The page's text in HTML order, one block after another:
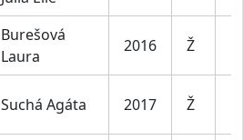
Burešová
Laura
2016 Ž
Suchá Agáta 2017 Ž